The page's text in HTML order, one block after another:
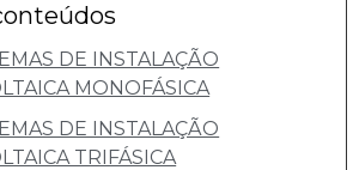
DE INSTALAÇÃO
MONOFÁSICA
DE INSTALAÇÃO
TRIFÁSICA